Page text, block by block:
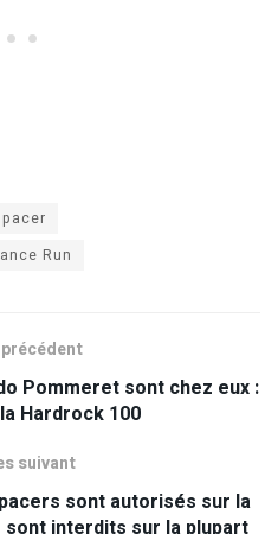
pacer
Run
Pommeret sont chez eux :
Hardrock 100
suivant
sont autorisés sur la